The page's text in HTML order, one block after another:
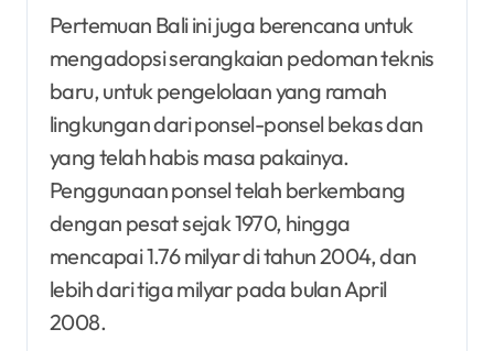
Pertemuan Bali ini juga berencana untuk
mengadopsi serangkaian pedoman teknis
baru, untuk pengelolaan yang ramah
lingkungan dari ponsel-ponsel bekas dan
yang telah habis masa pakainya.
Penggunaan ponsel telah berkembang
dengan pesat sejak 1970, hingga
mencapai 1.76 milyar di tahun 2004, dan
lebih dari tiga milyar pada bulan April
2008.